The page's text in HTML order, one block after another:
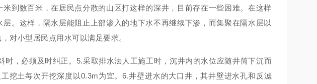
到数百米，在居民点分散的山区打这样的深井，目前存在一些困难。在这样
。这样，隔水层能阻止上部渗入的地下水不再继续下渗，而集聚在隔水层以
对小型居民点用水可以满足要求。
，必须及时纠正。5.采取排水法人工施工时，沉井内的水位应随井筒下沉而
挖土每次开挖深度以0.3m为宜。6.井壁进水的大口井，其井壁进水孔和反滤